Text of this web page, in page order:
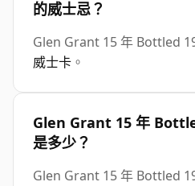
的威士忌？
Glen Grant 15 年 Bottled
威士卡 。
Glen Grant 15 年
是多少？
Glen Grant 15 年 Bottled